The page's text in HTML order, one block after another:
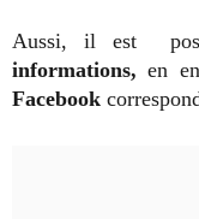
Aussi, il est
informations, en
Facebook